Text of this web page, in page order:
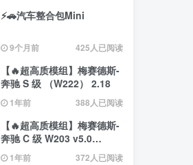
⚡🚗汽车整合包Mini
9个月前 425人已阅读
【🔥超高质模组】梅赛德斯-
奔驰 S 级 （W222） 2.18
1年前 388人已阅读
【🔥超高质模组】梅赛德斯-
奔驰 C 级 W203 v5.0
（0.35.x） 2.4
1年前 372人已阅读